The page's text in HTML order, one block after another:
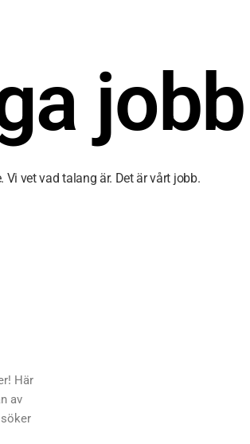
jobb
Vi vet vad talang är. Det är vårt jobb.
Här
av